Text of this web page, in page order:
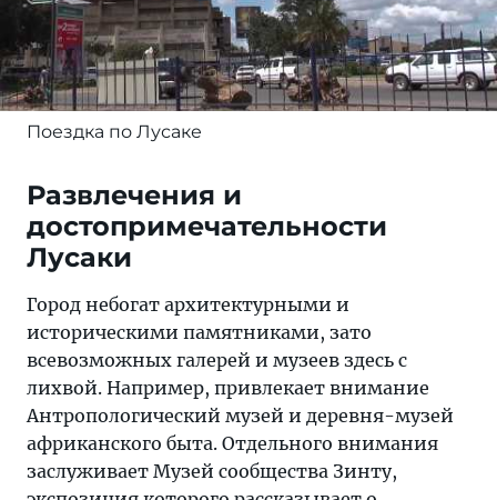
Поездка по Лусаке
Развлечения и
достопримечательности
Лусаки
Город небогат архитектурными и
историческими памятниками, зато
всевозможных галерей и музеев здесь с
лихвой. Например, привлекает внимание
Антропологический музей и деревня-музей
африканского быта. Отдельного внимания
заслуживает Музей сообщества Зинту,